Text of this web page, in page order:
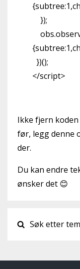
});
})();
</script>
Ikke fjern
før, legg denne
der.
Du kan endre
ønsker det 😊